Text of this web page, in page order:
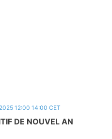
DE NOUVEL AN
12:00 14:00 CET